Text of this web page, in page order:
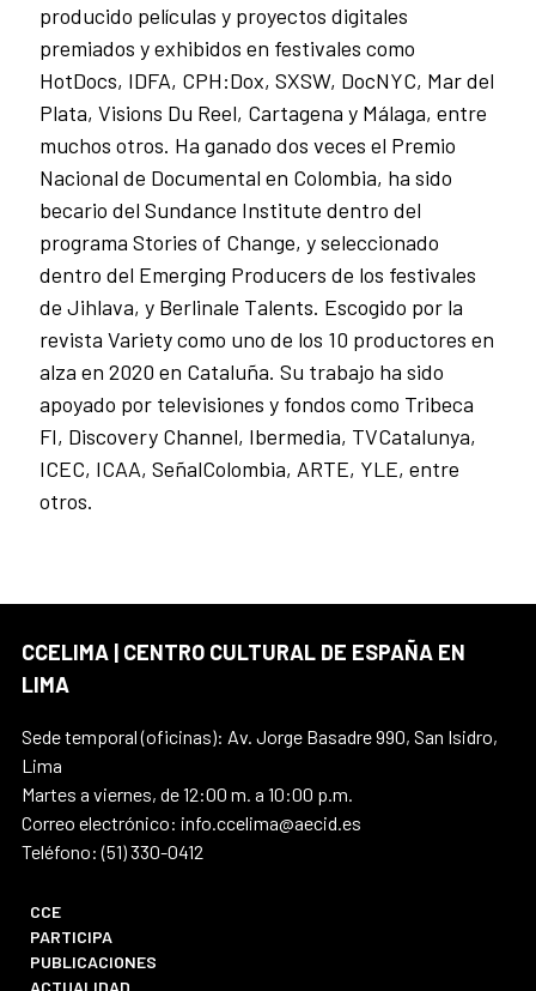
producido películas y proyectos digitales
premiados y exhibidos en festivales como
HotDocs, IDFA, CPH:Dox, SXSW, DocNYC, Mar del
Plata, Visions Du Reel, Cartagena y Málaga, entre
muchos otros. Ha ganado dos veces el Premio
Nacional de Documental en Colombia, ha sido
becario del Sundance Institute dentro del
programa Stories of Change, y seleccionado
dentro del Emerging Producers de los festivales
de Jihlava, y Berlinale Talents. Escogido por la
revista Variety como uno de los 10 productores en
alza en 2020 en Cataluña. Su trabajo ha sido
apoyado por televisiones y fondos como Tribeca
FI, Discovery Channel, Ibermedia, TVCatalunya,
ICEC, ICAA, SeñalColombia, ARTE, YLE, entre
otros.
CCELIMA | CENTRO CULTURAL DE ESPAÑA EN
LIMA
Sede temporal (oficinas): Av. Jorge Basadre 990, San Isidro,
Lima
Martes a viernes, de 12:00 m. a 10:00 p.m.
Correo electrónico: info.ccelima@aecid.es
Teléfono: (51) 330-0412
CCE
PARTICIPA
PUBLICACIONES
ACTUALIDAD